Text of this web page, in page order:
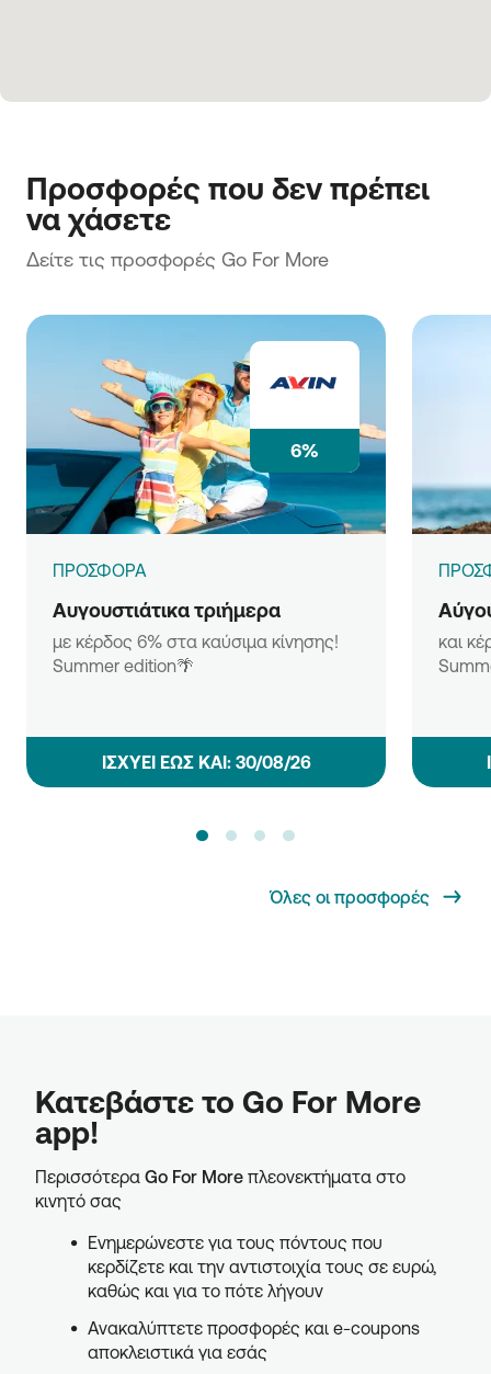
Προσφορές που δεν πρέπει
να χάσετε
Δείτε τις προσφορές Go For More
6%
ΠΡΟΣΦΟΡΑ
Αυγουστιάτικα τριήμερα
με κέρδος 6% στα καύσιμα κίνησης!
Summer edition🌴
ΙΣΧΥΕΙ ΕΩΣ ΚΑΙ: 30/08/26
και
Όλες οι προσφορές
Κατεβάστε το Go For More
app!
Περισσότερα Go For More πλεονεκτήματα στο
κινητό σας
Ενημερώνεστε για τους πόντους που
κερδίζετε και την αντιστοιχία τους σε ευρώ,
καθώς και για το πότε λήγουν
Ανακαλύπτετε προσφορές και e-coupons
αποκλειστικά για εσάς